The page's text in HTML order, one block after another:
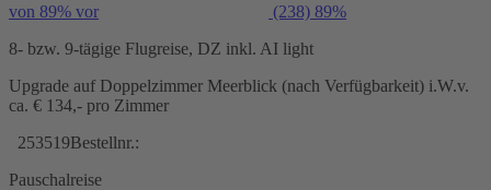
von 89% vor (238) 89%
8- bzw. 9-tägige Flugreise, DZ inkl. AI light
Upgrade auf Doppelzimmer Meerblick (nach Verfügbarkeit) i.W.v.
ca. € 134,- pro Zimmer
253519Bestellnr.:
Pauschalreise